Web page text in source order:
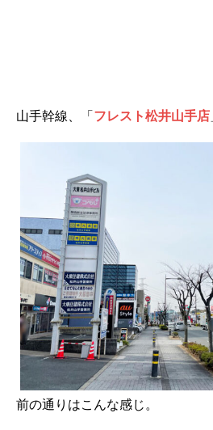
山手幹線、「フレスト松井山手店
前の通りはこんな感じ。